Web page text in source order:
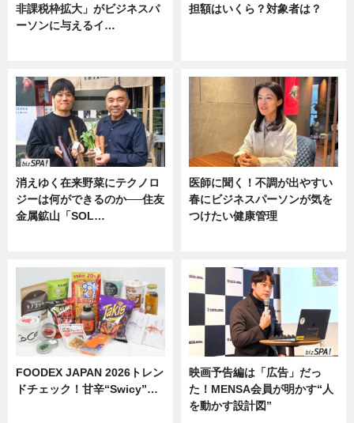
非課税枠拡大」がビジネスパ
ーソンに与えるイ…
担額はいくら？対象者は？
消えゆく在来野菜にテクノロ
ジーは何ができるのか──住友
金属鉱山「SOL…
医師に聞く！不調が出やすい
春にビジネスパーソンが気を
つけたい健康管理
FOODEX JAPAN 2026トレン
ドチェック！甘辛“Swicy”…
映画予告編は「広告」だっ
た！MENSA会員が明かす“人
を動かす設計図”